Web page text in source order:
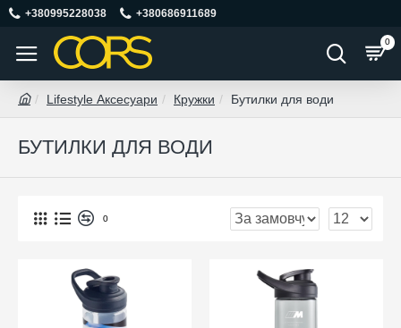
+380995228038 +380686911689
0
Lifestyle Аксесуари Кружки Бутилки для води
БУТИЛКИ ДЛЯ ВОДИ
0